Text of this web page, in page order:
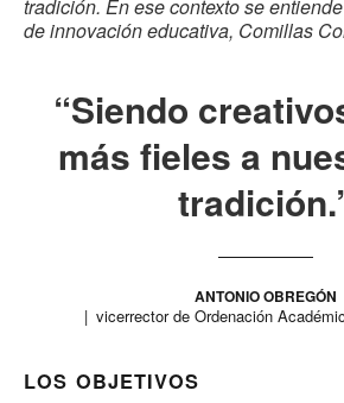
tradición. En ese contexto se
de innovación educativa, Comillas
“Siendo
más fieles a
ANTONIO OBREGÓN
vicerrector de Ordenación
LOS OBJETIVOS